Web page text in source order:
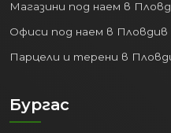
4.
многобройни
Магазини под наем в
Офиси под наем в Пловдив
Парцели и терени в
Бургас